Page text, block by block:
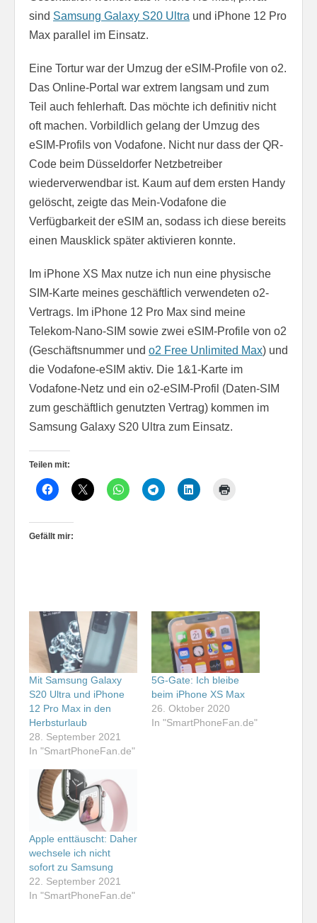
sind Samsung Galaxy S20 Ultra und iPhone 12 Pro
Max parallel im Einsatz.
Eine Tortur war der Umzug der eSIM-Profile von o2.
Das Online-Portal war extrem langsam und zum
Teil auch fehlerhaft. Das möchte ich definitiv nicht
oft machen. Vorbildlich gelang der Umzug des
eSIM-Profils von Vodafone. Nicht nur dass der QR-
Code beim Düsseldorfer Netzbetreiber
wiederverwendbar ist. Kaum auf dem ersten Handy
gelöscht, zeigte das Mein-Vodafone die
Verfügbarkeit der eSIM an, sodass ich diese bereits
einen Mausklick später aktivieren konnte.
Im iPhone XS Max nutze ich nun eine physische
SIM-Karte meines geschäftlich verwendeten o2-
Vertrags. Im iPhone 12 Pro Max sind meine
Telekom-Nano-SIM sowie zwei eSIM-Profile von o2
(Geschäftsnummer und o2 Free Unlimited Max) und
die Vodafone-eSIM aktiv. Die 1&1-Karte im
Vodafone-Netz und ein o2-eSIM-Profil (Daten-SIM
zum geschäftlich genutzten Vertrag) kommen im
Samsung Galaxy S20 Ultra zum Einsatz.
Teilen mit:
Gefällt mir:
Mit Samsung Galaxy
S20 Ultra und iPhone
12 Pro Max in den
Herbsturlaub
28. September 2021
In "SmartPhoneFan.de"
5G-Gate: Ich bleibe
beim iPhone XS Max
26. Oktober 2020
In "SmartPhoneFan.de"
Apple enttäuscht: Daher
wechsele ich nicht
sofort zu Samsung
22. September 2021
In "SmartPhoneFan.de"